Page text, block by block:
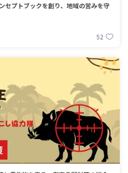
セプトブックを創り、地域の営みを守
52